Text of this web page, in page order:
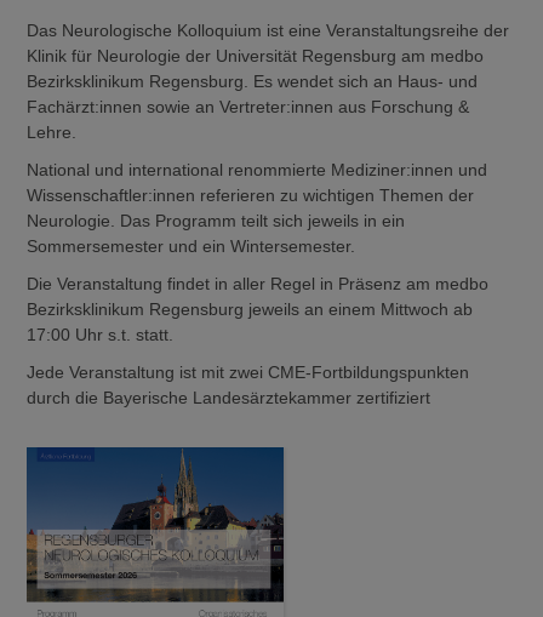
Das Neurologische Kolloquium ist eine Veranstaltungsreihe der
Klinik für Neurologie der Universität Regensburg am medbo
Bezirksklinikum Regensburg. Es wendet sich an Haus- und
Fachärzt:innen sowie an Vertreter:innen aus Forschung &
Lehre.
National und international renommierte Mediziner:innen und
Wissenschaftler:innen referieren zu wichtigen Themen der
Neurologie. Das Programm teilt sich jeweils in ein
Sommersemester und ein Wintersemester.
Die Veranstaltung findet in aller Regel in Präsenz am medbo
Bezirksklinikum Regensburg jeweils an einem Mittwoch ab
17:00 Uhr s.t. statt.
Jede Veranstaltung ist mit zwei CME-Fortbildungspunkten
durch die Bayerische Landesärztekammer zertifiziert